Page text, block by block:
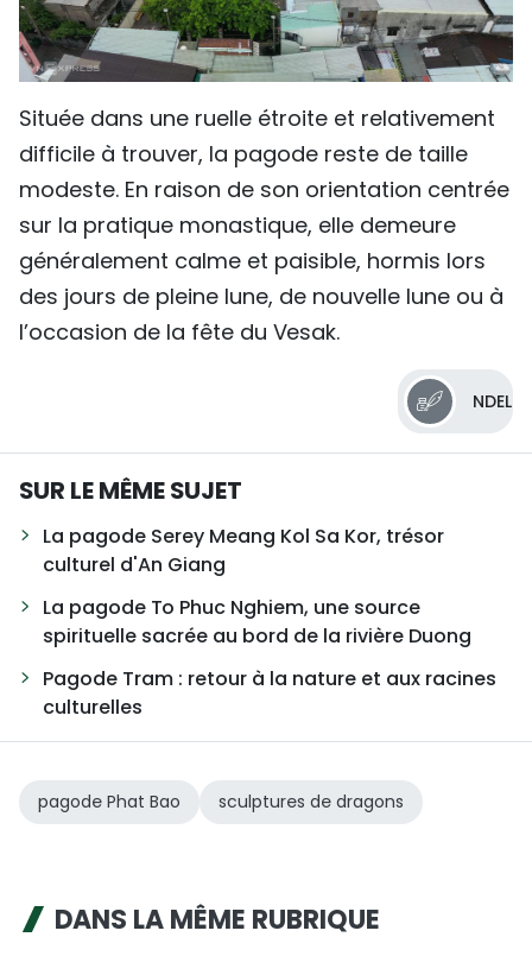
Située dans une ruelle étroite et relativement
difficile à trouver, la pagode reste de taille
modeste. En raison de son orientation centrée
sur la pratique monastique, elle demeure
généralement calme et paisible, hormis lors
des jours de pleine lune, de nouvelle lune ou à
l’occasion de la fête du Vesak.
NDEL
SUR LE MÊME SUJET
La pagode Serey Meang Kol Sa Kor, trésor
culturel d'An Giang
La pagode To Phuc Nghiem, une source
spirituelle sacrée au bord de la rivière Duong
Pagode Tram : retour à la nature et aux racines
culturelles
pagode Phat Bao sculptures de dragons
DANS LA MÊME RUBRIQUE